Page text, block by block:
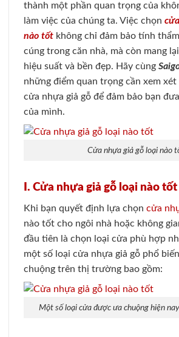
thành một phần quan trọng của
làm việc của chúng ta. Việc chọn
nào tốt không chỉ đảm bảo tính
cúng trong căn nhà, mà còn mang
hiệu suất và bền đẹp. Hãy cùng
những điểm quan trọng cần xem
cửa nhựa giả gỗ để đảm bảo bạn
của mình.
Cửa nhựa giả gỗ loại nào
I. Cửa nhựa giả gỗ loại nào tốt
Khi bạn quyết định lựa chọn cửa
nào tốt cho ngôi nhà hoặc không
đầu tiên là chọn loại cửa phù hợp
một số loại cửa nhựa giả gỗ phổ
chuộng trên thị trường bao gồm:
Một số loại cửa được ưa chuộng hiện